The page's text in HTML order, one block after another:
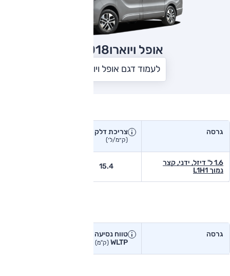
אופל ויוארו2018
לעמוד דגם אופל ויוארו
גרסה צריכת דלק יצרן
(ק״מ/ל׳)
1.6 ל' דיזל, ידני, קצר
נמוך L1H1
15.4
גרסה
טווח נסיעה יצרן
WLTP(ק"מ)